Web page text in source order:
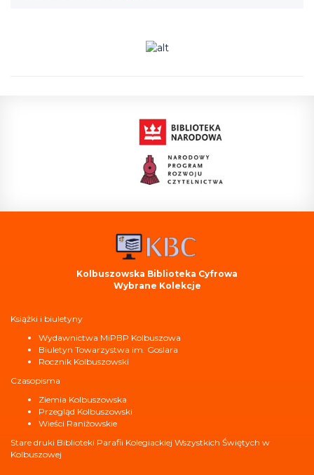
Kolbuszowska Biblioteka Cyfrowa
Wybrane Kolekcje
Książki i biuletyny
Wydawnictwa MiPBP Kolbuszowa
Biuletyn Towarzystwa im. Goslara
Rocznik Kolbuszowski
Czasopisma
Ziemia Kolbuszowska
Przegląd Kolbuszowski
Wieści Raniżowskie
Stare druki Biblioteki Parafii Kolegiackiej Wszystkich Świętych w
Kolbuszowej